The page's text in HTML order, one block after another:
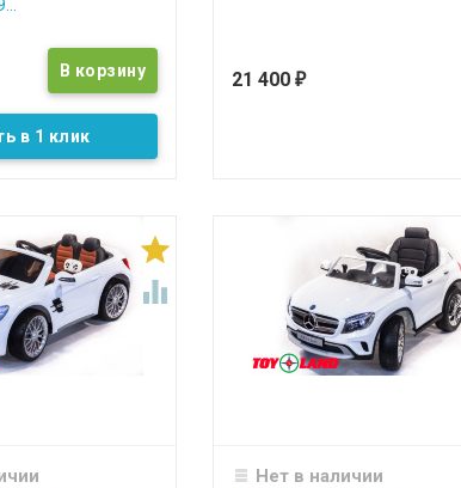
в 1 клик
21 400₽


Нет в наличии